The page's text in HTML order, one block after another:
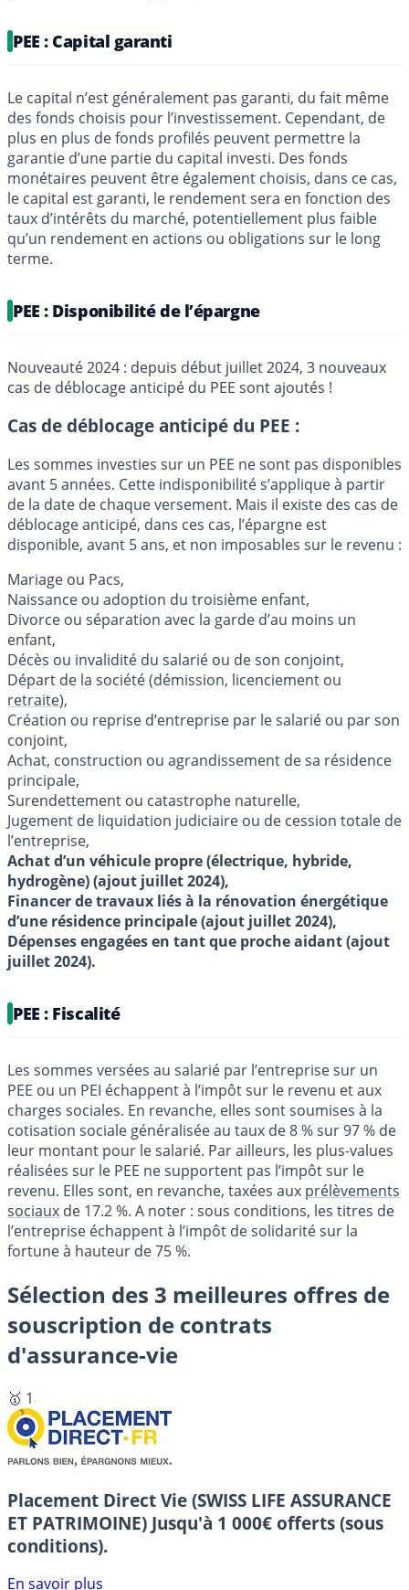
PEE : Capital garanti
Le capital n’est généralement pas garanti, du fait même
des fonds choisis pour l’investissement. Cependant, de
plus en plus de fonds profilés peuvent permettre la
garantie d’une partie du capital investi. Des fonds
monétaires peuvent être également choisis, dans ce cas,
le capital est garanti, le rendement sera en fonction des
taux d’intérêts du marché, potentiellement plus faible
qu’un rendement en actions ou obligations sur le long
terme.
PEE : Disponibilité de l’épargne
Nouveauté 2024 : depuis début juillet 2024, 3 nouveaux
cas de déblocage anticipé du PEE sont ajoutés !
Cas de déblocage anticipé du PEE :
Les sommes investies sur un PEE ne sont pas disponibles
avant 5 années. Cette indisponibilité s’applique à partir
de la date de chaque versement. Mais il existe des cas de
déblocage anticipé, dans ces cas, l’épargne est
disponible, avant 5 ans, et non imposables sur le revenu :
Mariage ou Pacs,
Naissance ou adoption du troisième enfant,
Divorce ou séparation avec la garde d’au moins un
enfant,
Décès ou invalidité du salarié ou de son conjoint,
Départ de la société (démission, licenciement ou
retraite),
Création ou reprise d’entreprise par le salarié ou par son
conjoint,
Achat, construction ou agrandissement de sa résidence
principale,
Surendettement ou catastrophe naturelle,
Jugement de liquidation judiciaire ou de cession totale de
l’entreprise,
Achat d’un véhicule propre (électrique, hybride,
hydrogène) (ajout juillet 2024),
Financer de travaux liés à la rénovation énergétique
d’une résidence principale (ajout juillet 2024),
Dépenses engagées en tant que proche aidant (ajout
juillet 2024).
PEE : Fiscalité
Les sommes versées au salarié par l’entreprise sur un
PEE ou un PEI échappent à l’impôt sur le revenu et aux
charges sociales. En revanche, elles sont soumises à la
cotisation sociale généralisée au taux de 8 % sur 97 % de
leur montant pour le salarié. Par ailleurs, les plus-values
réalisées sur le PEE ne supportent pas l’impôt sur le
revenu. Elles sont, en revanche, taxées aux prélèvements
sociaux de 17.2 %. A noter : sous conditions, les titres de
l’entreprise échappent à l’impôt de solidarité sur la
fortune à hauteur de 75 %.
Sélection des 3 meilleures offres de
souscription de contrats
d'assurance-vie
🥇 1
Placement Direct Vie (SWISS LIFE ASSURANCE
ET PATRIMOINE) Jusqu'à 1 000€ offerts (sous
conditions).
En savoir plus